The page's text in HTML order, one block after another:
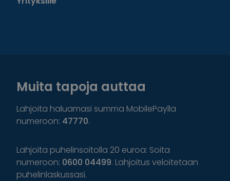
Muita tapoja auttaa
Lahjoita haluamasi summa MobilePaylla
numeroon: 47770.
Lahjoita puhelinsoitolla 20 euroa: Soita
numeroon: 0600 04499. Lahjoitus veloitetaan
puhelinlaskussasi.